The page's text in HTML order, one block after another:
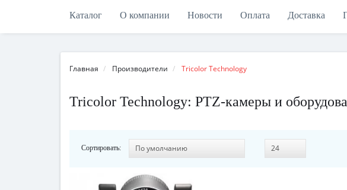
Каталог О компании Новости Оплата Доставка
Главная Производители Tricolor Technology
Tricolor Technology: PTZ-камеры и
Сортировать: